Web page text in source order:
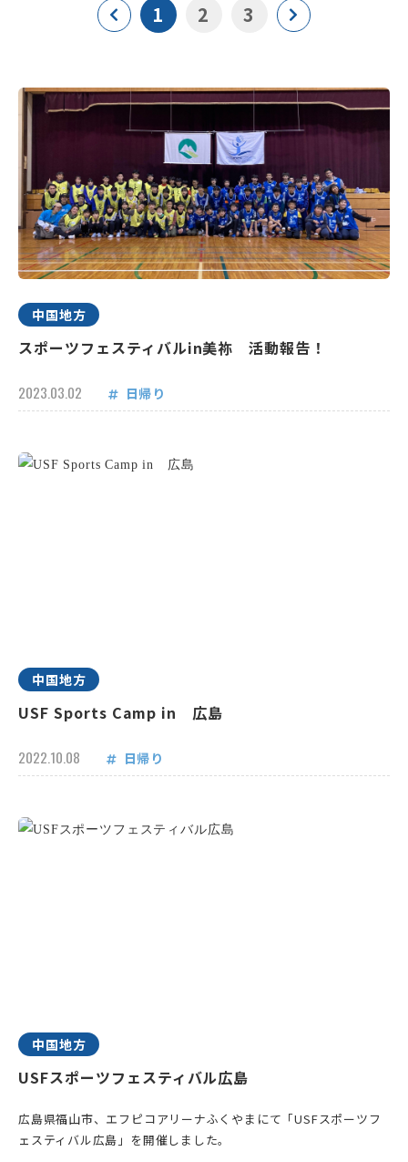
1 2 3
中国地方
スポーツフェスティバルin美祢 活動報告！
2023.03.02 日帰り
中国地方
USF Sports Camp in 広島
2022.10.08 日帰り
中国地方
USFスポーツフェスティバル広島
広島県福山市、エフピコアリーナふくやまにて「USFスポーツフ
ェスティバル広島」を開催しました。